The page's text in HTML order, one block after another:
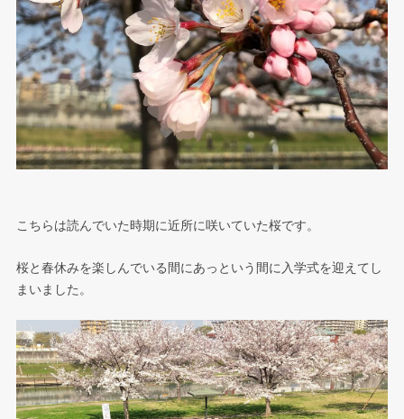
こちらは読んでいた時期に近所に咲いていた桜です。
桜と春休みを楽しんでいる間にあっという間に入学式を迎えてし
まいました。